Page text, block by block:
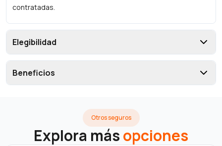
contratadas.
Elegibilidad
Beneficios
Otros seguros
Explora másopciones